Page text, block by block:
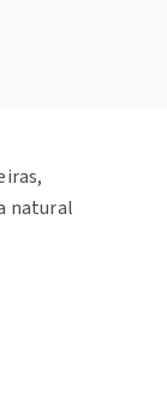
natural